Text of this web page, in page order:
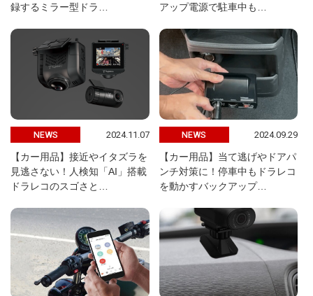
録するミラー型ドラ… アップ電源で駐車中も…
NEWS 2024.11.07
【カー用品】接近やイタズラを
見逃さない！人検知「AI」搭載
ドラレコのスゴさと…
NEWS 2024.09.29
【カー用品】当て逃げやドアパ
ンチ対策に！停車中もドラレコ
を動かすバックアップ…